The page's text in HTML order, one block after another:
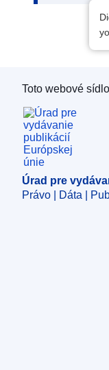
Úrad pre
Toto webové
Úrad pre
Právo | Dáta |